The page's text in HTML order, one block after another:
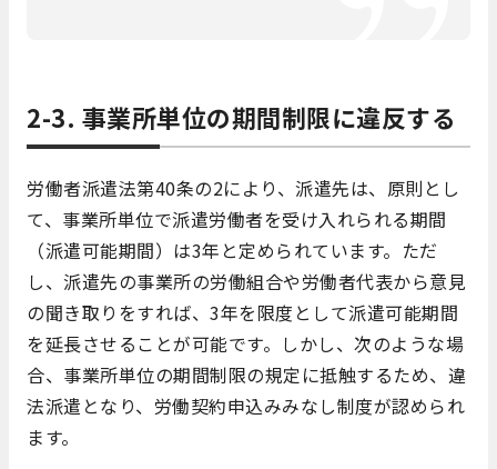
2-3. 事業所単位の期間制限に違反する
労働者派遣法第40条の2により、派遣先は、原則とし
て、事業所単位で派遣労働者を受け入れられる期間
（派遣可能期間）は3年と定められています。ただ
し、派遣先の事業所の労働組合や労働者代表から意見
の聞き取りをすれば、3年を限度として派遣可能期間
を延長させることが可能です。しかし、次のような場
合、事業所単位の期間制限の規定に抵触するため、違
法派遣となり、労働契約申込みみなし制度が認められ
ます。